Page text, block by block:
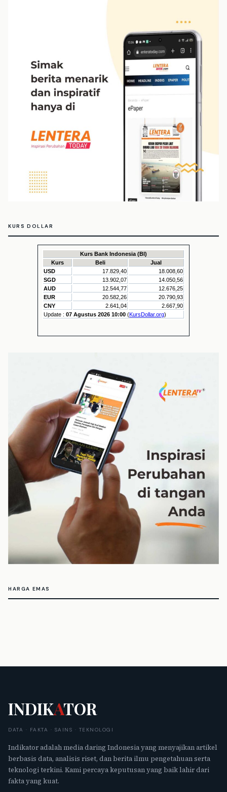
KURS DOLLAR
HARGA EMAS
INDIKATOR
DATA · FAKTA · SAINS · TEKNOLOGI
Indikator adalah media daring Indonesia yang menyajikan artikel
berbasis data, analisis riset, dan berita ilmu pengetahuan serta
teknologi terkini. Kami percaya keputusan yang baik lahir dari
fakta yang kuat.